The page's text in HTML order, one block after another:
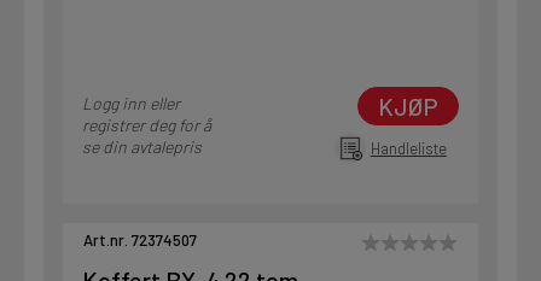
Logg inn eller
registrer deg for å
se din avtalepris
KJØP
Handleliste
Art.nr. 72374507